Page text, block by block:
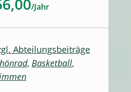
/Jahr
Abteilungsbeiträge
, Basketball,